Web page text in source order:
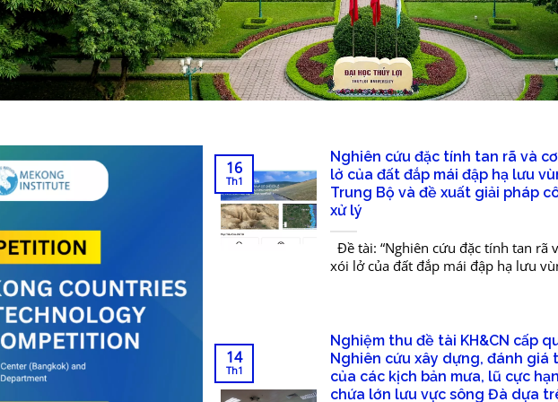
Nghiên cứu đặc tính tan rã và
lở của đất đắp mái đập hạ lưu
Trung Bộ và đề xuất giải pháp
xử lý
Đề tài: “Nghiên cứu đặc tính tan rã
xói lở của đất đắp mái đập hạ lưu
16
Th1
Nghiệm thu đề tài KH&CN cấp
Nghiên cứu xây dựng, đánh giá
của các kịch bản mưa, lũ cực
chứa lớn lưu vực sông Đà dựa
14
Th1